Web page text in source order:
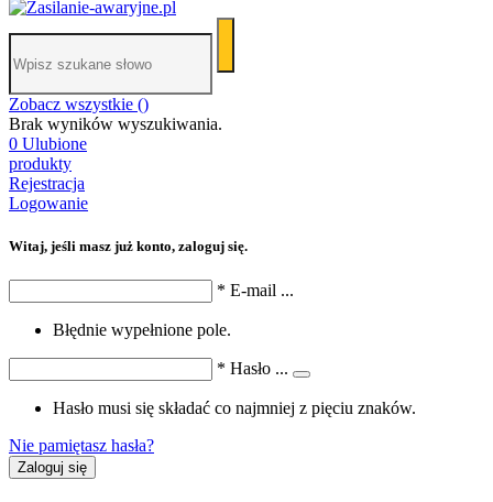
Zobacz wszystkie ()
Brak wyników wyszukiwania.
0 Ulubione
produkty
Rejestracja
Logowanie
Witaj, jeśli masz już konto, zaloguj się.
* E-mail ...
Błędnie wypełnione pole.
* Hasło ...
Hasło musi się składać co najmniej z pięciu znaków.
Nie pamiętasz hasła?
Zaloguj się